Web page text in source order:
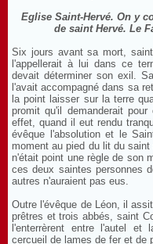
Eglise Saint-Hervé. On y
de saint Hervé. Le
Six jours avant sa mort,
l'appellerait à lui dans ce
devait déterminer son exil.
l'avait accompagné dans sa
la point laisser sur la terre
promit qu'il demanderait
effet, quand il eut rendu
évêque l'absolution et le
moment au pied du lit du
n'était point une règle de son
ces deux saintes personnes
autres n'auraient pas eus.
Outre l'évêque de Léon, il
prêtres et trois abbés, saint
l'enterrèrent entre l'autel et
cercueil de lames de fer et de